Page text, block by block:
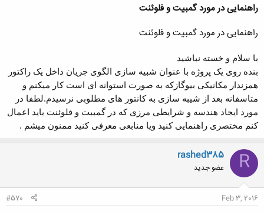
راهنمایی در مورد گمبیت و فلوئنت
راهنمایی در مورد گمبیت و فلوئنت
با سلام و خسته نباشید
بنده روی یک پروژه با عنوان شبیه سازی الگوی جریان داخل یک راکتور
همزندار مکانیکی بیوگازکه به صورت استوانه ای است کار میکنم و
متاسفانه بعد از شیبه سازی به کانتور های مطلوبی نرسیدم.لطفا در
مورد ایجاد هندسه و شرایطی مرزی که در گمبیت و فلوئنت باید اعمال
کنم مختصری راهنمایی کنید ویا منابعی معرفی کنید ممنون میشم .
R
rashed385
عضو جدید
Feb 3, 2016
#570